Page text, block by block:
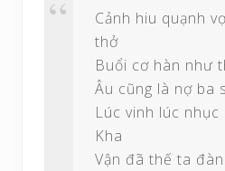
Cảnh hiu quạnh
thở
Buổi cơ hàn như
Âu cũng là nợ ba
Lúc vinh lúc
Kha
Vận đã thế ta